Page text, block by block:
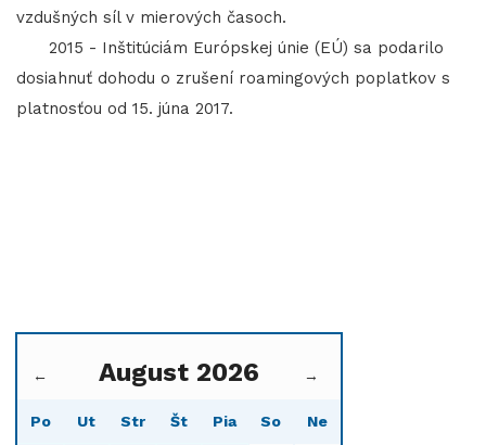
vzdušných síl v mierových časoch.
2015 - Inštitúciám Európskej únie (EÚ) sa podarilo
dosiahnuť dohodu o zrušení roamingových poplatkov s
platnosťou od 15. júna 2017.
← August 2026 →
Po Ut Str Št Pia So Ne